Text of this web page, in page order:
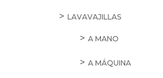
LAVAVAJILLAS
A MANO
A MÁQUINA